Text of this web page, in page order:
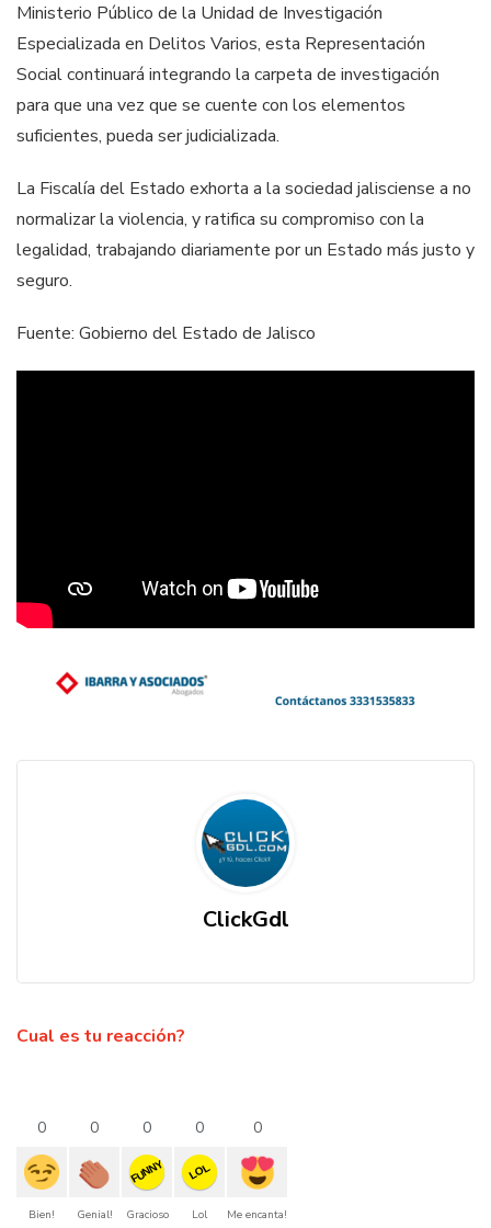
Ministerio Público de la Unidad de Investigación
Especializada en Delitos Varios, esta Representación
Social continuará integrando la carpeta de investigación
para que una vez que se cuente con los elementos
suficientes, pueda ser judicializada.
La Fiscalía del Estado exhorta a la sociedad jalisciense a no
normalizar la violencia, y ratifica su compromiso con la
legalidad, trabajando diariamente por un Estado más justo y
seguro.
Fuente: Gobierno del Estado de Jalisco
ClickGdl
Cual es tu reacción?
0
Bien!
0
Genial!
0
FUNNY
Gracioso
0
LOL
Lol
0
Me encanta!